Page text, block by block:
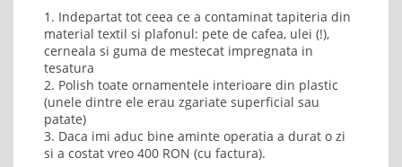
1. Indepartat tot ceea ce a contaminat tapiteria din
material textil si plafonul: pete de cafea, ulei (!),
cerneala si guma de mestecat impregnata in
tesatura
2. Polish toate ornamentele interioare din plastic
(unele dintre ele erau zgariate superficial sau
patate)
3. Daca imi aduc bine aminte operatia a durat o zi
si a costat vreo 400 RON (cu factura).